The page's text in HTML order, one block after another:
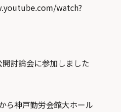
watch?
開討論会に参加しました
ら神戸勤労会館大ホール